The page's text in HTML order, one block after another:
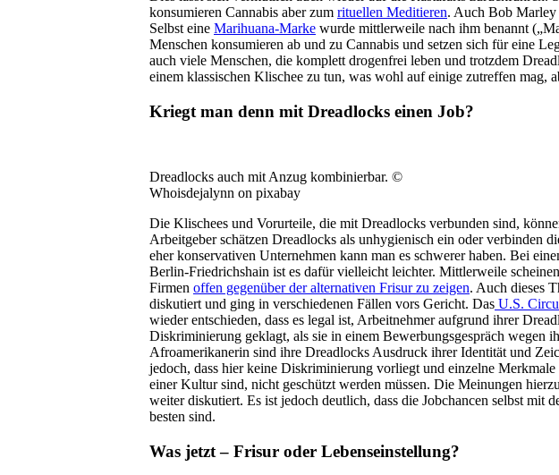
konsumieren Cannabis aber zum rituellen Meditieren. Auch Bob Marley
Selbst eine Marihuana-Marke wurde mittlerweile nach ihm benannt
Menschen konsumieren ab und zu Cannabis und setzen sich für eine
auch viele Menschen, die komplett drogenfrei leben und trotzdem
einem klassischen Klischee zu tun, was wohl auf einige zutreffen mag,
Kriegt man denn mit Dreadlocks einen Job?
Dreadlocks auch mit Anzug kombinierbar. ©
Whoisdejalynn on pixabay
Die Klischees und Vorurteile, die mit Dreadlocks verbunden sind,
Arbeitgeber schätzen Dreadlocks als unhygienisch ein oder verbinden
eher konservativen Unternehmen kann man es schwerer haben. Bei
Berlin-Friedrichshain ist es dafür vielleicht leichter. Mittlerweile
Firmen offen gegenüber der alternativen Frisur zu zeigen. Auch dieses
diskutiert und ging in verschiedenen Fällen vors Gericht. Das U.S.
wieder entschieden, dass es legal ist, Arbeitnehmer aufgrund ihrer
Diskriminierung geklagt, als sie in einem Bewerbungsgespräch wegen
Afroamerikanerin sind ihre Dreadlocks Ausdruck ihrer Identität und
jedoch, dass hier keine Diskriminierung vorliegt und einzelne Merkmale
einer Kultur sind, nicht geschützt werden müssen. Die Meinungen
weiter diskutiert. Es ist jedoch deutlich, dass die Jobchancen selbst mit
besten sind.
Was jetzt – Frisur oder Lebenseinstellung?